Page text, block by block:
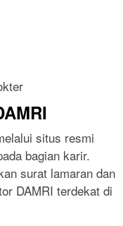
situs resmi
bagian karir.
surat lamaran dan
DAMRI terdekat di